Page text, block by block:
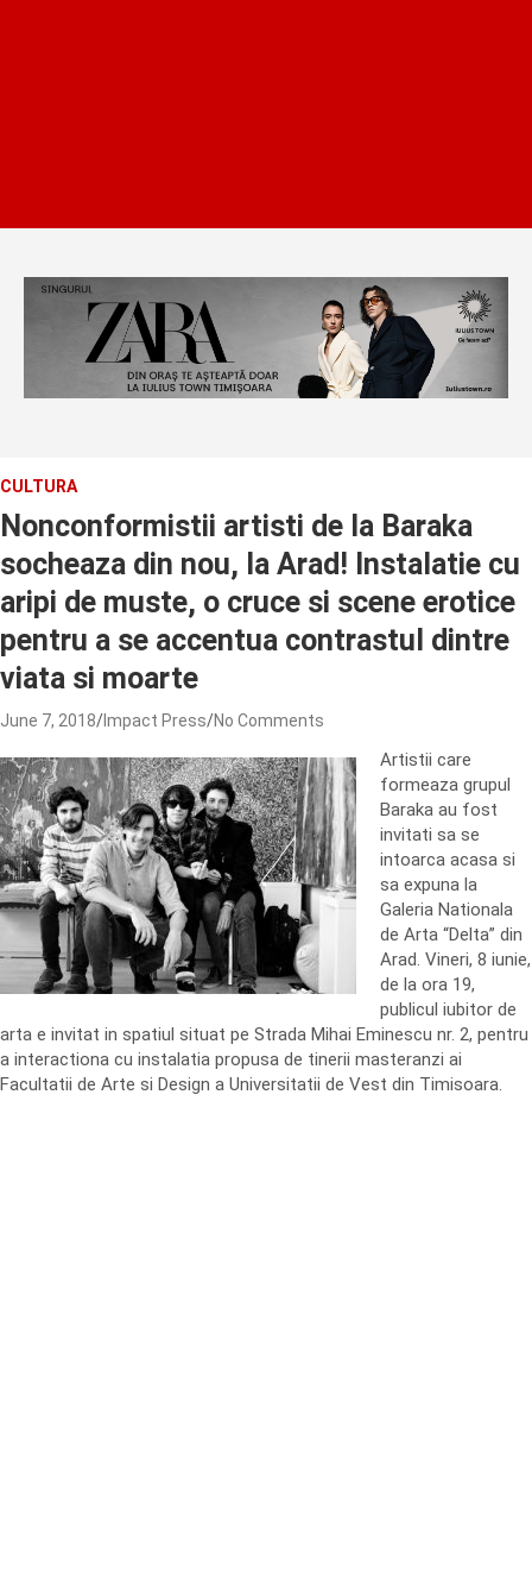
CULTURA
Nonconformistii artisti de la Baraka
socheaza din nou, la Arad! Instalatie cu
aripi de muste, o cruce si scene erotice
pentru a se accentua contrastul dintre
viata si moarte
June 7, 2018 Impact Press No Comments
Artistii care
formeaza grupul
Baraka au fost
invitati sa se
intoarca acasa si
sa expuna la
Galeria Nationala
de Arta “Delta” din
Arad. Vineri, 8 iunie,
de la ora 19,
publicul iubitor de
arta e invitat in spatiul situat pe Strada Mihai Eminescu nr. 2, pentru
a interactiona cu instalatia propusa de tinerii masteranzi ai
Facultatii de Arte si Design a Universitatii de Vest din Timisoara.